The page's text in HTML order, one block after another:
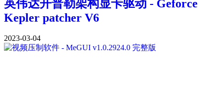
英伟达开普勒架构显卡驱动 - Geforce
Kepler patcher V6
2023-03-04